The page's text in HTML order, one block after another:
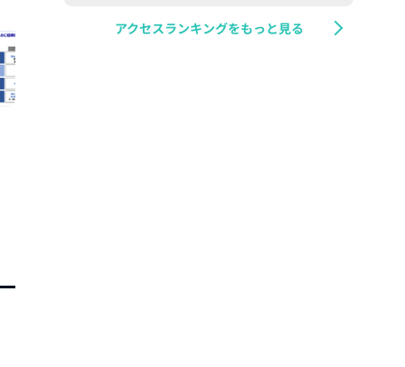
アクセスランキングをもっと見る